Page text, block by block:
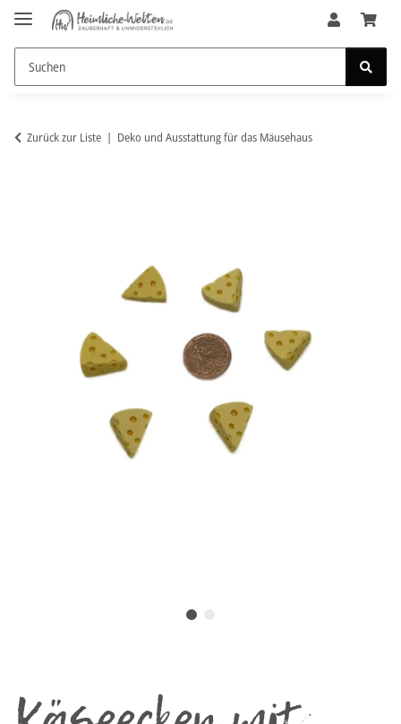
Zurück zur Liste Deko und Ausstattung für das Mäusehaus